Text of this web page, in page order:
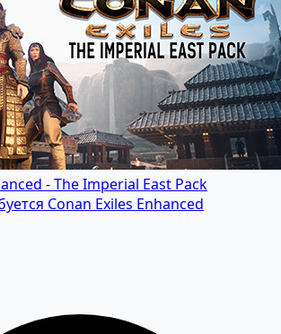
- The Imperial East Pack
Conan Exiles Enhanced